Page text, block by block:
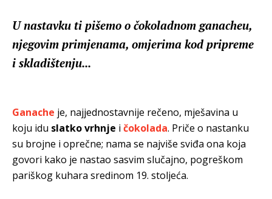
U nastavku ti pišemo o čokoladnom ganacheu,
njegovim primjenama, omjerima kod pripreme
i skladištenju...
Ganache je, najjednostavnije rečeno, mješavina u
koju idu slatko vrhnje i čokolada. Priče o nastanku
su brojne i oprečne; nama se najviše sviđa ona koja
govori kako je nastao sasvim slučajno, pogreškom
pariškog kuhara sredinom 19. stoljeća.